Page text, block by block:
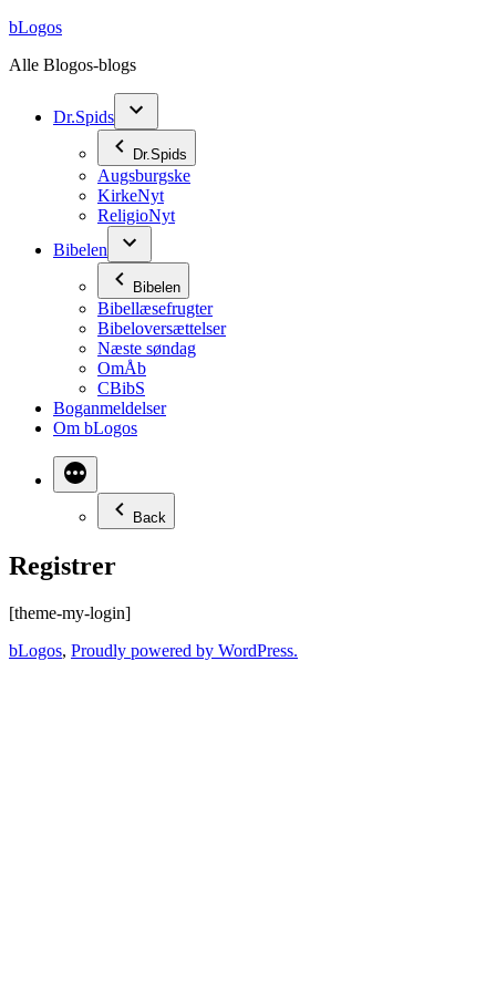
Videre
indhold
bLogos
Alle Blogos-blogs
Dr.Spids
Dr.Spids
Augsburgske
KirkeNyt
ReligioNyt
Bibelen
Bibelen
Bibellæsefrugter
Bibeloversættelser
Næste søndag
OmÅb
CBibS
Boganmeldelser
Om bLogos
Back
Registrer
[theme-my-login]
bLogos, Proudly powered by WordPress.